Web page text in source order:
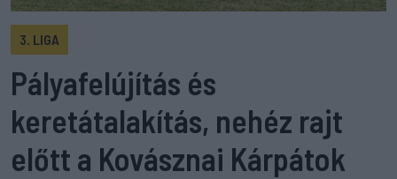
3. LIGA
Pályafelújítás és
keretátalakítás, nehéz rajt
előtt a Kovásznai Kárpátok